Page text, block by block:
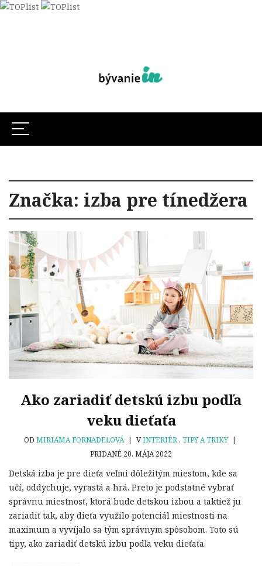
Značka: izba pre tínedžera
Ako zariadiť detskú izbu podľa
veku dieťaťa
OD MIRIAMA FORNADEĽOVÁ | VINTERIÉR, TIPY A TRIKY |
PRIDANÉ 20. MÁJA 2022
Detská izba je pre dieťa veľmi dôležitým miestom, kde sa
učí, oddychuje, vyrastá a hrá. Preto je podstatné vybrať
správnu miestnosť, ktorá bude detskou izbou a taktiež ju
zariadiť tak, aby dieťa využilo potenciál miestnosti na
maximum a vyvíjalo sa tým správnym spôsobom. Toto sú
tipy, ako zariadiť detskú izbu podľa veku dieťaťa.